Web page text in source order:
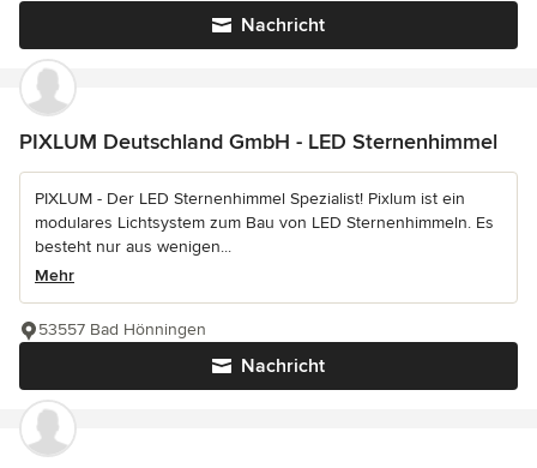
Nachricht
PIXLUM Deutschland GmbH - LED Sternenhimmel
PIXLUM - Der LED Sternenhimmel Spezialist! Pixlum ist ein
modulares Lichtsystem zum Bau von LED Sternenhimmeln. Es
besteht nur aus wenigen...
Mehr
Nachricht
53557 Bad Hönningen